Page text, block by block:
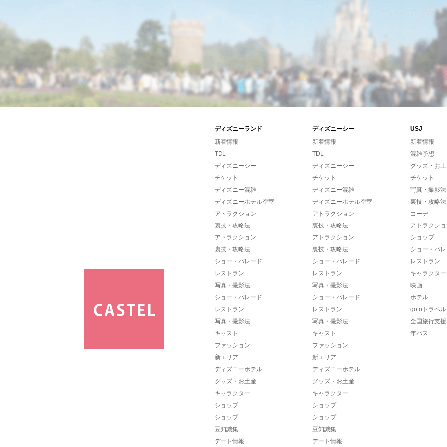
ディズニーランド ディズニーシー
USJ
新着情報
TDL
ディズニーシー
チケット
ディズニー混雑
ディズニーホテル空室
アトラクション
裏技・攻略法
アトラクション
裏技・攻略法
ショー・パレード
レストラン
写真・撮影法
ショー・パレード
レストラン
写真・撮影法
キャスト
ファッション
新エリア
ディズニーホテル
グッズ・お土産
キャラクター
ショップ
ショップ
豆知識集
デート情報
新着情報
TDL
ディズニーシー
チケット
ディズニー混雑
ディズニーホテル空室
アトラクション
裏技・攻略法
アトラクション
裏技・攻略法
ショー・パレード
レストラン
写真・撮影法
ショー・パレード
レストラン
写真・撮影法
キャスト
ファッション
新エリア
ディズニーホテル
グッズ・お土産
キャラクター
ショップ
ショップ
豆知識集
デート情報
新着情報
混雑予想
グッズ・お
チケット
写真・撮影法
裏技・攻略法
コーデ
アトラクシ
ショップ
ショー・パ
レストラン
キャラクター
映画
ホテル
gotoトラベル
全国旅行支援
年パス